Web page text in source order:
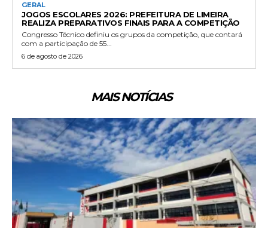
GERAL
JOGOS ESCOLARES 2026: PREFEITURA DE LIMEIRA
REALIZA PREPARATIVOS FINAIS PARA A COMPETIÇÃO
Congresso Técnico definiu os grupos da competição, que contará
com a participação de 55...
6 de agosto de 2026
MAIS NOTÍCIAS